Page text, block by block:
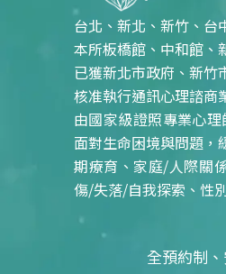
台北、新北、新竹、台
本所板橋館、中和館、
已獲新北市政府、新竹
核准執行通訊心理諮商
由國家級證照專業心
面對生命困境與問題，
期療育、家庭/人際關
傷/失落/自我探索、性
全預約制